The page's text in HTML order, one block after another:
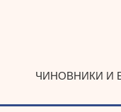
ЧИНОВНИКИ И